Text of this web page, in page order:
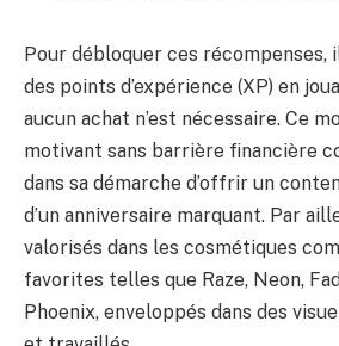
Pour débloquer ces récompenses,
des points d’expérience (XP) en
aucun achat n’est nécessaire. Ce
motivant sans barrière financière
dans sa démarche d’offrir un
d’un anniversaire marquant. Par
valorisés dans les cosmétiques
favorites telles que Raze, Neon,
Phoenix, enveloppés dans des